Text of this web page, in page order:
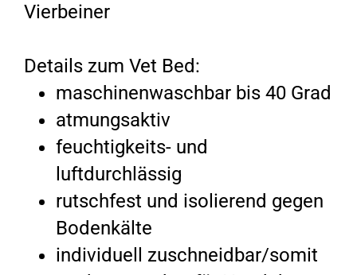
Vierbeiner
Details zum Vet Bed:
maschinenwaschbar bis 40 Grad
atmungsaktiv
feuchtigkeits- und
luftdurchlässig
rutschfest und isolierend gegen
Bodenkälte
individuell zuschneidbar/somit